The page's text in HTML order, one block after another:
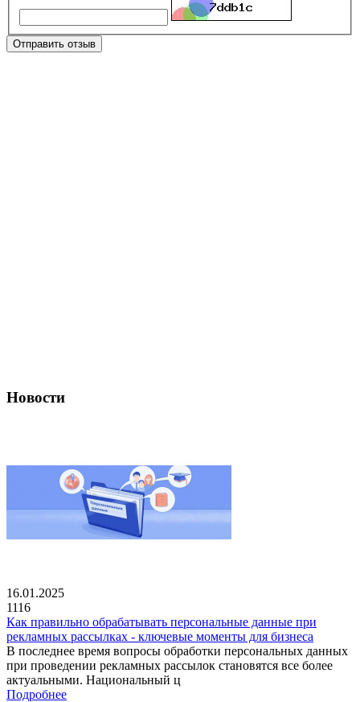
Отправить отзыв
Новости
16.01.2025
1116
Как правильно обрабатывать персональные данные при
рекламных рассылках - ключевые моменты для бизнеса
В последнее время вопросы обработки персональных данных
при проведении рекламных рассылок становятся все более
актуальными. Национальный ц
Подробнее